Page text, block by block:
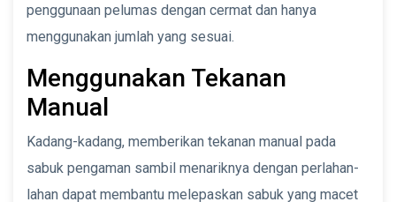
penggunaan pelumas dengan cermat dan hanya
menggunakan jumlah yang sesuai.
Menggunakan Tekanan
Manual
Kadang-kadang, memberikan tekanan manual pada
sabuk pengaman sambil menariknya dengan perlahan-
lahan dapat membantu melepaskan sabuk yang macet